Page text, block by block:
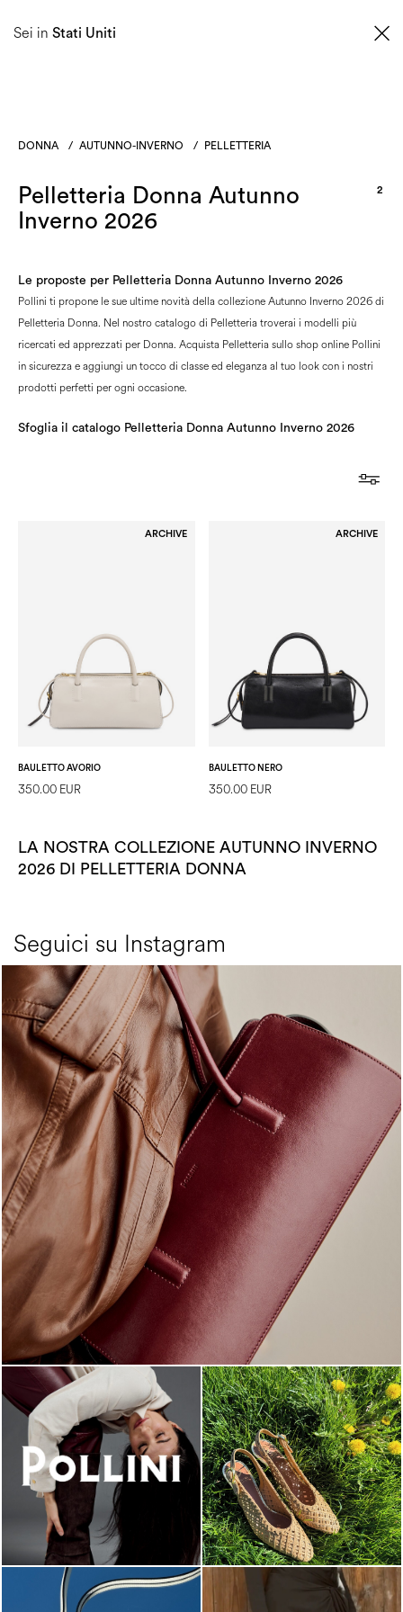
Sei in Stati Uniti
DONNA / AUTUNNO-INVERNO / PELLETTERIA
Pelletteria Donna Autunno
Inverno 2026
2
Le proposte per Pelletteria Donna Autunno Inverno 2026
Pollini ti propone le sue ultime novità della collezione Autunno Inverno 2026 di
Pelletteria Donna. Nel nostro catalogo di Pelletteria troverai i modelli più
ricercati ed apprezzati per Donna. Acquista Pelletteria sullo shop online Pollini
in sicurezza e aggiungi un tocco di classe ed eleganza al tuo look con i nostri
prodotti perfetti per ogni occasione.
Sfoglia il catalogo Pelletteria Donna Autunno Inverno 2026
ARCHIVE
BAULETTO AVORIO
350.00 EUR
ARCHIVE
BAULETTO NERO
350.00 EUR
LA NOSTRA COLLEZIONE AUTUNNO INVERNO
2026 DI PELLETTERIA DONNA
Seguici su Instagram
Classy, sassy, trendy - the new Pollini Lady Bag is ...